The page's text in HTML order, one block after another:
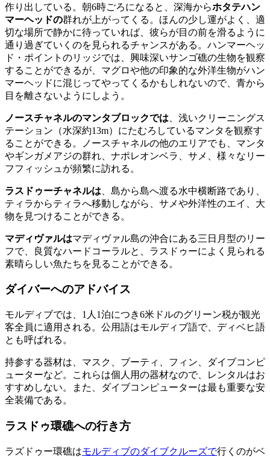
作り出している。朝6時ごろになると、深海からホタテハン
マーヘッドの群れが上がってくる。ほんの少し運がよく、適
切な場所で静かに待っていれば、彼らが目の前を滑るように
通り過ぎていくのを見られるチャンスがある。ハンマーヘッ
ド・ポイントのリッジでは、興味深いサンゴ礁の生物を観察
することができるが、マグロや他の印象的な外洋生物がハン
マーヘッドに混じってやってくるかもしれないので、青から
目を離さないようにしよう。
ノースチャネルのマンタブロックでは 、浅いクリーニングス
テーション（水深約13m）にたむろしているマンタを観察す
ることができる。ノースチャネルの他のエリアでも、マンタ
やギンガメアジの群れ、ナポレオンベラ、サメ、様々なリー
フフィッシュが頻繁に訪れる。
ラスドゥーチャネルは 、島から島へ渡る水中横断路であり、
ティラからティラへ移動しながら、サメや外洋性のエイ、大
物を見つけることができる。
マディヴァルはマディヴァル島の沖合にある三日月型のリー
フで、良質なハードコーラルと、ラスドゥーによく見られる
素晴らしい魚たちを見ることができる。
ダイバーへのアドバイス
モルディブでは、1人1泊につき6米ドルのグリーン税が観光
客全員に適用される。公用語はモルディブ語で、ディベヒ語
とも呼ばれる。
持参する器材は、マスク、ブーティ、フィン、ダイブコンピ
ューターなど。これらは個人用の器材なので、レンタルはお
すすめしない。また、ダイブコンピューターは最も重要な安
全装備である。
ラスドゥ環礁への行き方
ラズドゥー環礁はモルディブのダイブクルーズで行くのがベ